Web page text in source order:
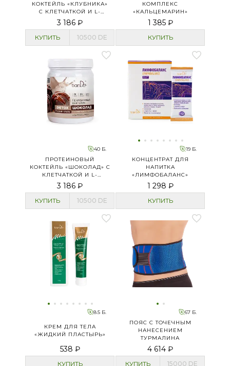
КОКТЕЙЛЬ «КЛУБНИКА»
С КЛЕТЧАТКОЙ И L-
КАРНИТИНОМ
3 186 ₽
КУПИТЬ 10500 DE
КОМПЛЕКС
«КАЛЬЦЕМАРИН»
1 385 ₽
КУПИТЬ
40 Б.
ПРОТЕИНОВЫЙ
КОКТЕЙЛЬ «ШОКОЛАД» С
КЛЕТЧАТКОЙ И L-
КАРНИТИНОМ
3 186 ₽
КУПИТЬ 10500 DE
19 Б.
КОНЦЕНТРАТ ДЛЯ
НАПИТКА
«ЛИМФОБАЛАНС»
1 298 ₽
КУПИТЬ
8.5 Б.
КРЕМ ДЛЯ ТЕЛА
«ЖИДКИЙ ПЛАСТЫРЬ»
538 ₽
КУПИТЬ
67 Б.
ПОЯС С ТОЧЕЧНЫМ
НАНЕСЕНИЕМ
ТУРМАЛИНА
4 614 ₽
КУПИТЬ 15000 DE